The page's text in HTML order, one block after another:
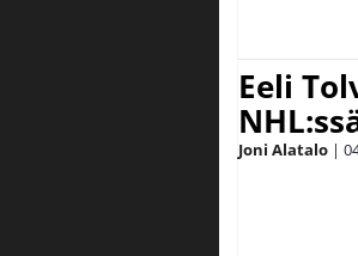
Eeli
Joni Alatalo |